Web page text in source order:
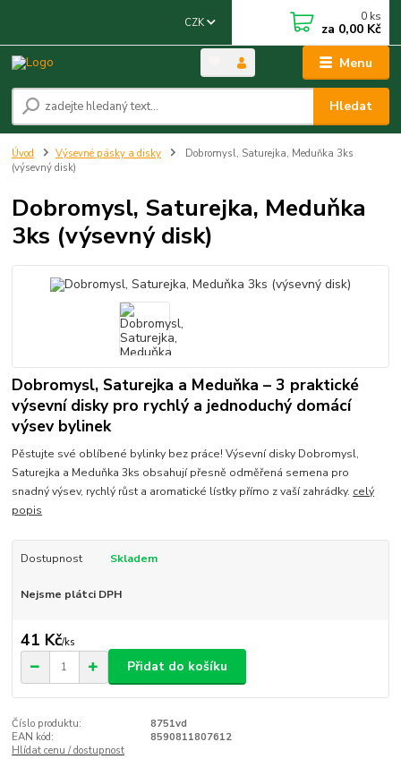
Menu
CZK
Hledat
0 ks
za 0,00 Kč
Úvod Výsevné pásky a disky
Dobromysl, Saturejka, Meduňka 3ks
(výsevný disk)
Dobromysl, Saturejka, Meduňka
3ks (výsevný disk)
Dobromysl, Saturejka a Meduňka – 3 praktické
výsevní disky pro rychlý a jednoduchý domácí
výsev bylinek
Pěstujte své oblíbené bylinky bez práce! Výsevní disky Dobromysl,
Saturejka a Meduňka 3ks obsahují přesně odměřená semena pro
snadný výsev, rychlý růst a aromatické lístky přímo z vaší zahrádky. celý
popis
Dostupnost Skladem
Nejsme plátci DPH
41 Kč/ks
Přidat do košíku
Číslo produktu:
8751vd
EAN kód:
8590811807612
Hlídat cenu / dostupnost